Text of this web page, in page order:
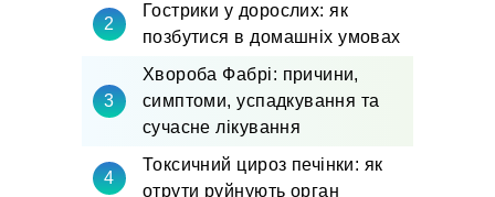
Гострики у дорослих: як
позбутися в домашніх умовах
Хвороба Фабрі: причини,
симптоми, успадкування та
сучасне лікування
Токсичний цироз печінки: як
отрути руйнують орган